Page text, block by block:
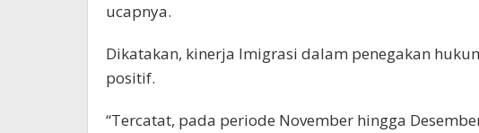
ucapnya.
Dikatakan, kinerja Imigrasi dalam penegakan
positif.
“Tercatat, pada periode November hingga